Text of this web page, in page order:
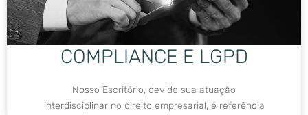
COMPLIANCE E LGPD
Nosso Escritório, devido sua atuação
interdisciplinar no direito empresarial, é referência